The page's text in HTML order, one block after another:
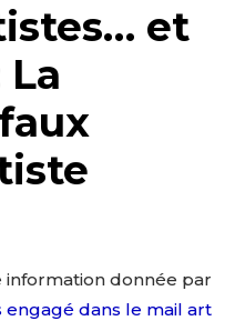
et
information donnée par
engagé dans le mail art